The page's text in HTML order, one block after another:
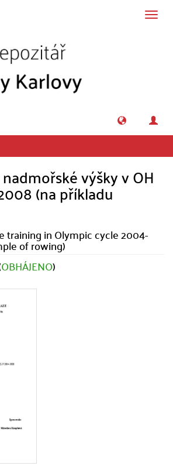
výšky v OH
(na příkladu
training in Olympic cycle 2004-
of rowing)
OBHÁJENO)